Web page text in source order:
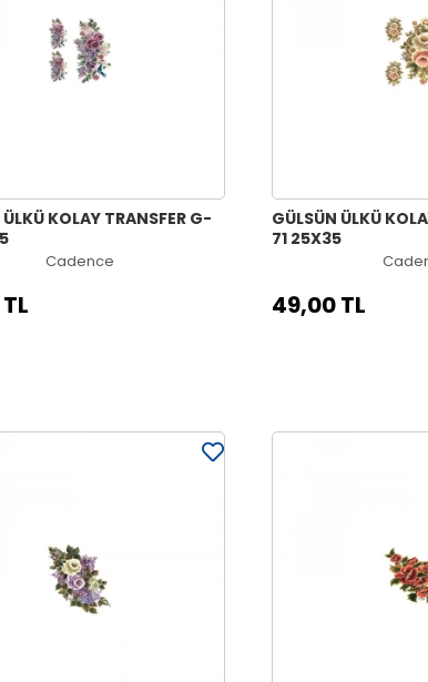
KOLAY TRANSFER G-
Cadence
GÜLSÜN ÜLKÜ
71 25X35
49,00 TL